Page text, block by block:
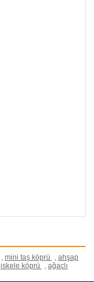
, mini taş köprü , ahşap
iskele köprü , ağaçlı